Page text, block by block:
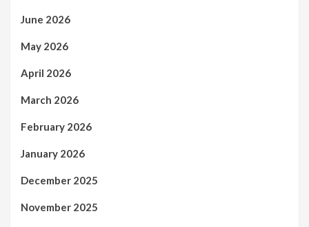
June 2026
May 2026
April 2026
March 2026
February 2026
January 2026
December 2025
November 2025